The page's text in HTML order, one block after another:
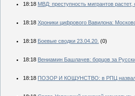
18:18 МВД: преступность мигрантов
18:18 Хроники цифрового Вавилона:
18:18 Боевые сводки 23.04.20. (0)
18:18 Вениамин Башлачев: борцов за
18:18 ПОЗОР И КОЩУНСТВО: в РПЦ назвали